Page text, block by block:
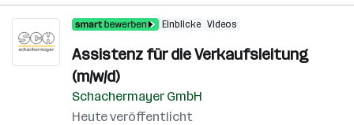
Einblicke Videos
Assistenz für die Verkaufsleitung
(m/w/d)
Schachermayer GmbH
Heute veröffentlicht